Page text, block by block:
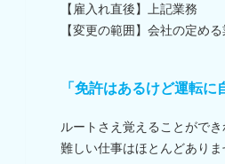
【雇入れ直後】上記業務
【変更の範囲】会社の定め
「免許はあるけど運転
ルートさえ覚えることができ
難しい仕事はほとんどありま